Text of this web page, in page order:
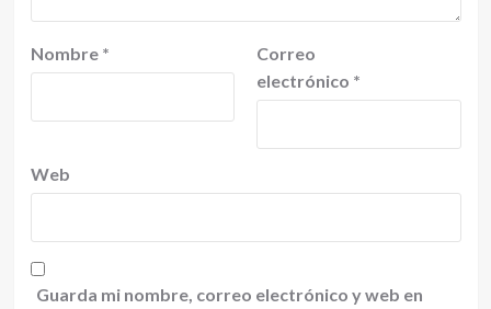
Nombre *
Correo
electrónico *
Web
Guarda mi nombre, correo electrónico y web en